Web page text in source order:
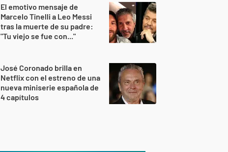
El emotivo mensaje de
Marcelo Tinelli a Leo Messi
tras la muerte de su padre:
"Tu viejo se fue con..."
José Coronado brilla en
Netflix con el estreno de una
nueva miniserie española de
4 capítulos